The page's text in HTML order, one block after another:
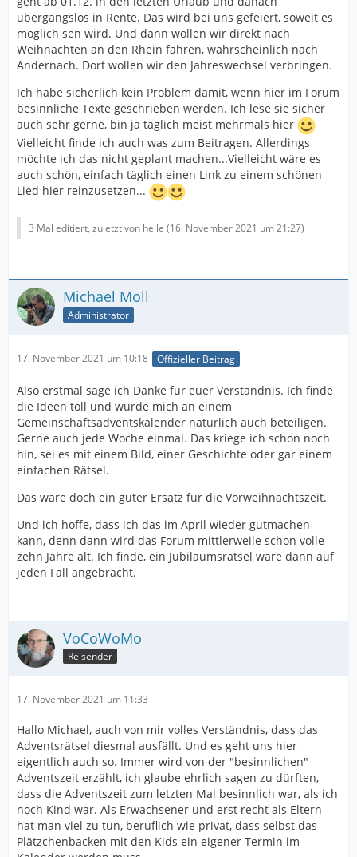
übergangslos in Rente. Das wird bei uns gefeiert, soweit es
möglich sen wird. Und dann wollen wir direkt nach
Weihnachten an den Rhein fahren, wahrscheinlich nach
Andernach. Dort wollen wir den Jahreswechsel verbringen.
Ich habe sicherlich kein Problem damit, wenn hier im Forum
besinnliche Texte geschrieben werden. Ich lese sie sicher
auch sehr gerne, bin ja täglich meist mehrmals hier
Vielleicht finde ich auch was zum Beitragen. Allerdings
möchte ich das nicht geplant machen...Vielleicht wäre es
auch schön, einfach täglich einen Link zu einem schönen
Lied hier reinzusetzen...
3 Mal editiert, zuletzt von helle (16. November 2021 um 21:27)
Michael Moll
Administrator
17. November 2021 um 10:18 Offizieller Beitrag
Also erstmal sage ich Danke für euer Verständnis. Ich finde
die Ideen toll und würde mich an einem
Gemeinschaftsadventskalender natürlich auch beteiligen.
Gerne auch jede Woche einmal. Das kriege ich schon noch
hin, sei es mit einem Bild, einer Geschichte oder gar einem
einfachen Rätsel.
Das wäre doch ein guter Ersatz für die Vorweihnachtszeit.
Und ich hoffe, dass ich das im April wieder gutmachen
kann, denn dann wird das Forum mittlerweile schon volle
zehn Jahre alt. Ich finde, ein Jubiläumsrätsel wäre dann auf
jeden Fall angebracht.
VoCoWoMo
Reisender
17. November 2021 um 11:33
Hallo Michael, auch von mir volles Verständnis, dass das
Adventsrätsel diesmal ausfällt. Und es geht uns hier
eigentlich auch so. Immer wird von der "besinnlichen"
Adventszeit erzählt, ich glaube ehrlich sagen zu dürften,
dass die Adventszeit zum letzten Mal besinnlich war, als ich
noch Kind war. Als Erwachsener und erst recht als Eltern
hat man viel zu tun, beruflich wie privat, dass selbst das
Plätzchenbacken mit den Kids ein eigener Termin im